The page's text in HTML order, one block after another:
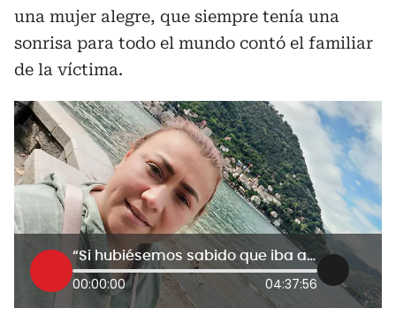
una mujer alegre, que siempre tenía una
sonrisa para todo el mundo contó el familiar
de la víctima.
“Si hubiésemos sabido que iba a operarse ahí, no la habríamos dejado”: Prima Yulixa Toloza
00:00:00 04:37:56